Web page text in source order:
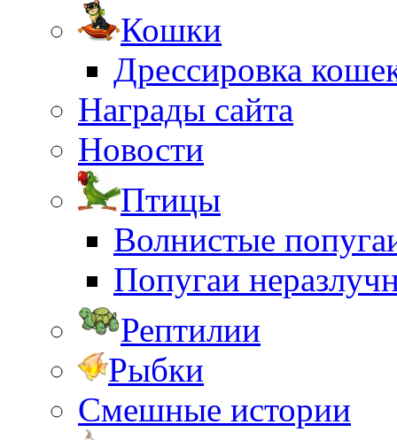
Кошки
Дрессировка
Награды сайта
Новости
Птицы
Волнистые
Попугаи
Рептилии
Рыбки
Смешные истории